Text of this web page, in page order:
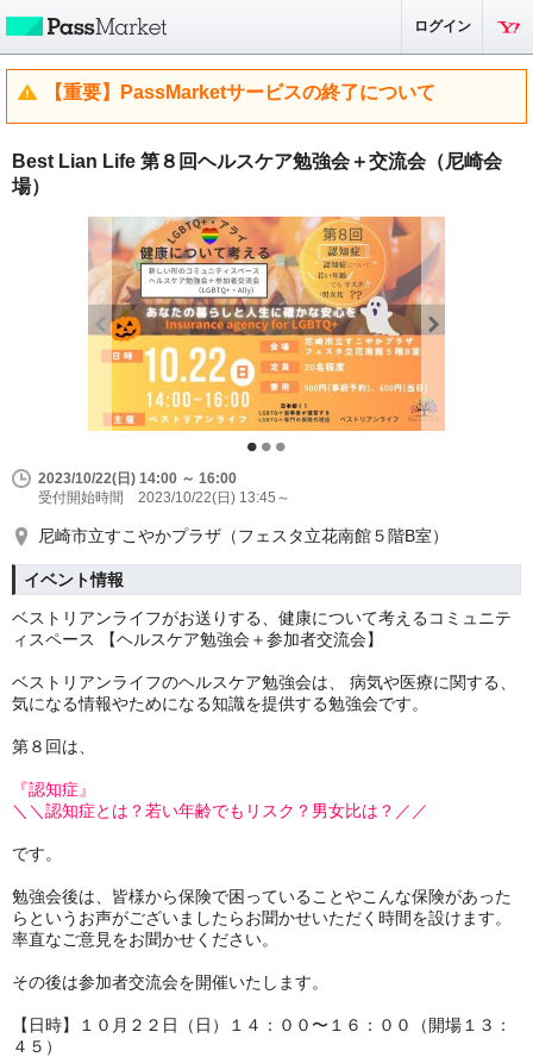
ログイン
【重要】PassMarketサービスの終了について
Best Lian Life 第８回ヘルスケア勉強会＋交流会（尼崎会
場）
2023/10/22(日) 14:00 ～ 16:00
受付開始時間 2023/10/22(日) 13:45～
尼崎市立すこやかプラザ（フェスタ立花南館５階B室）
イベント情報
ベストリアンライフがお送りする、健康について考えるコミュニテ
ィスペース 【ヘルスケア勉強会＋参加者交流会】
ベストリアンライフのヘルスケア勉強会は、 病気や医療に関する、
気になる情報やためになる知識を提供する勉強会です。
第８回は、
『認知症』
＼＼認知症とは？若い年齢でもリスク？男女比は？ ／／
です。
勉強会後は、皆様から保険で困っていることやこんな保険があった
らというお声がございましたらお聞かせいただく時間を設けます。
率直なご意見をお聞かせください。
その後は参加者交流会を開催いたします。
【日時】１０月２２日（日）１４：００〜１６：００（開場１３：
４５）